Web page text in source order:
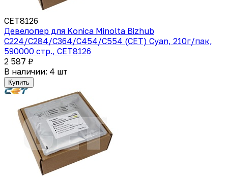
CET8126
Девелопер для Konica Minolta Bizhub
C224/C284/C364/C454/C554 (CET) Cyan, 210г/пак,
590000 стр., CET8126
2 587 ₽
В наличии: 4 шт
Купить